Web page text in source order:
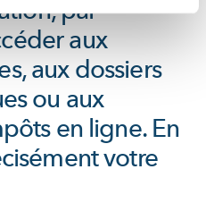
par
aux
aux dossiers
ou aux
en ligne. En
votre